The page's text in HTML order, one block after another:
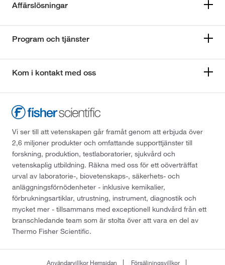
Affärslösningar
Program och tjänster
Kom i kontakt med oss
Vi ser till att vetenskapen går framåt genom att erbjuda över
2,6 miljoner produkter och omfattande supporttjänster till
forskning, produktion, testlaboratorier, sjukvård och
vetenskaplig utbildning. Räkna med oss för ett oöverträffat
urval av laboratorie-, biovetenskaps-, säkerhets- och
anläggningsförnödenheter - inklusive kemikalier,
förbrukningsartiklar, utrustning, instrument, diagnostik och
mycket mer - tillsammans med exceptionell kundvård från ett
branschledande team som är stolta över att vara en del av
Thermo Fisher Scientific.
Användarvillkor Hemsidan Försäljningsvillkor